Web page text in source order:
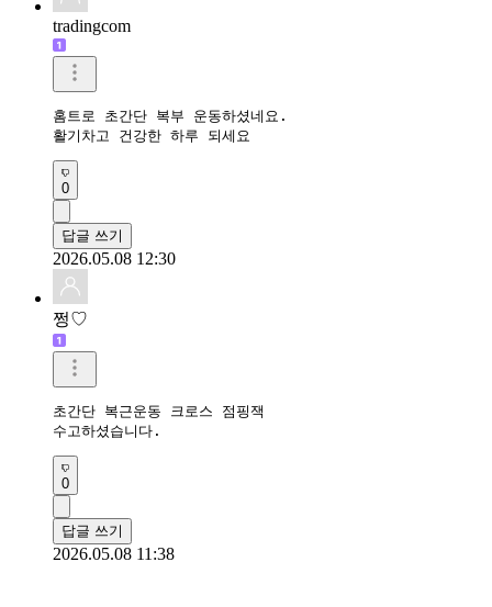
tradingcom
홈트로 초간단 복부 운동하셨네요.
활기차고 건강한 하루 되세요
0
답글 쓰기
2026.05.08 12:30
쩡♡
초간단 복근운동 크로스 점핑잭
수고하셨습니다.
0
답글 쓰기
2026.05.08 11:38